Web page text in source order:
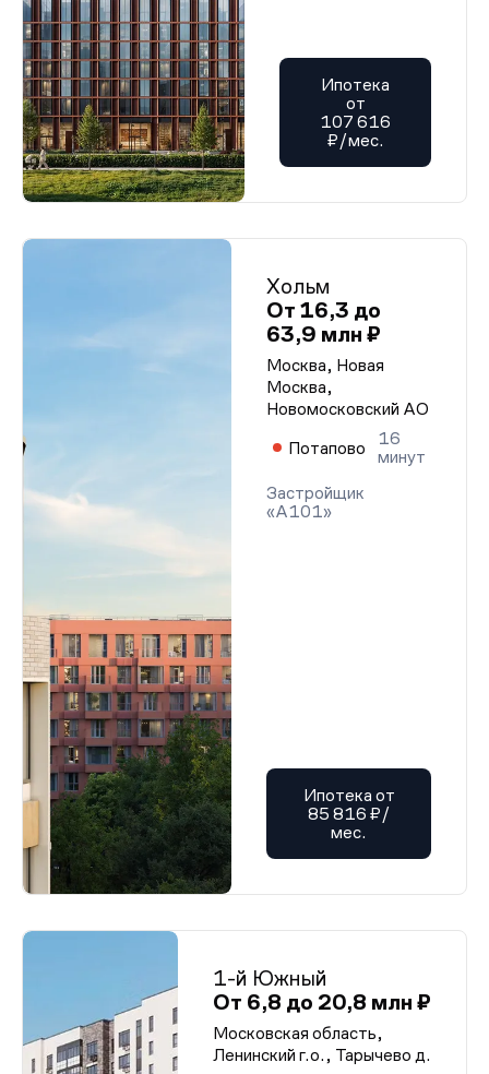
Ипотека
от
107 616
₽/мес.
Хольм
От 16,3 до
63,9 млн ₽
Москва, Новая
Москва,
Новомосковский АО
Потапово
16
минут
Застройщик
«А101»
Ипотека от
85 816 ₽/
мес.
1-й Южный
От 6,8 до 20,8 млн ₽
Московская область,
Ленинский г.о., Тарычево д.